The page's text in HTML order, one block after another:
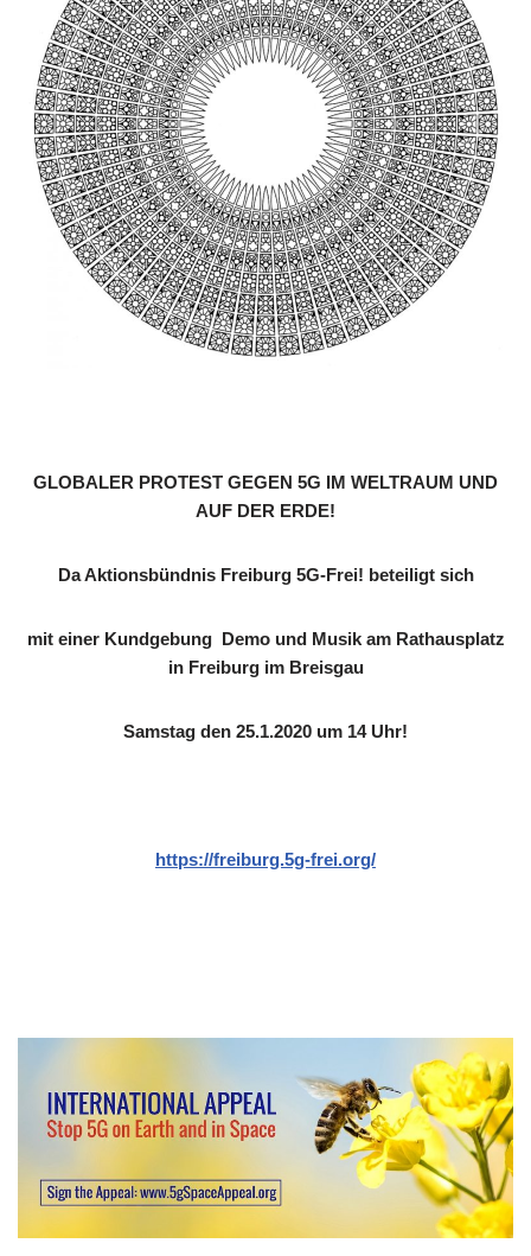
GLOBALER PROTEST GEGEN 5G IM WELTRAUM UND
AUF DER ERDE!
Da Aktionsbündnis Freiburg 5G-Frei! beteiligt sich
mit einer Kundgebung Demo und Musik am Rathausplatz
in Freiburg im Breisgau
Samstag den 25.1.2020 um 14 Uhr!
https://freiburg.5g-frei.org/